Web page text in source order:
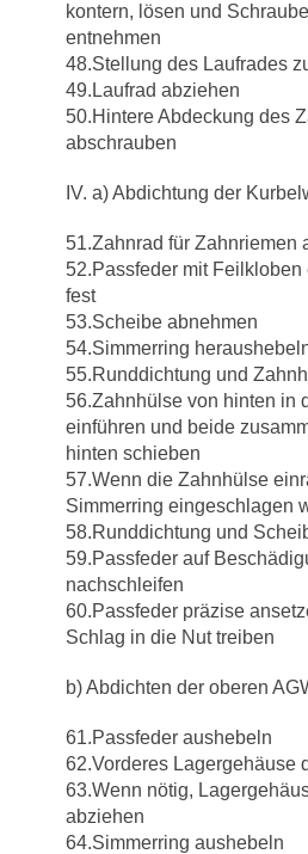
kontern, lösen und
entnehmen
48.Stellung des Laufrades
49.Laufrad abziehen
50.Hintere Abdeckung des
abschrauben
IV. a) Abdichtung der
51.Zahnrad für Zahnriemen
52.Passfeder mit
fest
53.Scheibe abnehmen
54.Simmerring
55.Runddichtung und
56.Zahnhülse von hinten in
einführen und beide
hinten schieben
57.Wenn die Zahnhülse
Simmerring eingeschlagen
58.Runddichtung und
59.Passfeder auf
nachschleifen
60.Passfeder präzise
Schlag in die Nut treiben
b) Abdichten der oberen
61.Passfeder aushebeln
62.Vorderes Lagergehäuse
63.Wenn nötig,
abziehen
64.Simmerring aushebeln